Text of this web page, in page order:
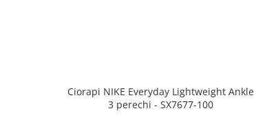
Ciorapi NIKE Everyday Lightweight Ankle
3 perechi - SX7677-100